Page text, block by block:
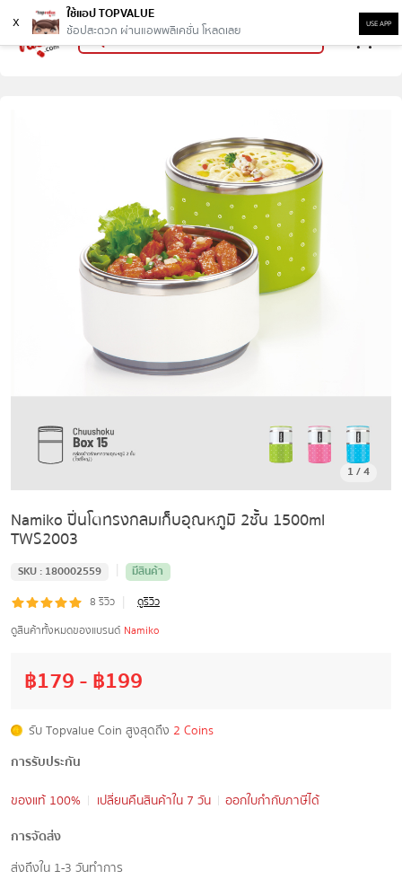
x
ใช้แอป TOPVALUE
ช้อปสะดวก ผ่านแอพพลิเคชั่น โหลดเลย
USE APP
1 /4
Namiko ปิ่นโตทรงกลมเก็บอุณหภูมิ 2ชั้น 1500ml
TWS2003
SKU : 180002559 |
มีสินค้า
8 รีวิว |
ดูรีวิว
ดูสินค้าทั้งหมดของแบรนด์ Namiko
฿179- ฿199
รับ Topvalue Coin สูงสุดถึง 2 Coins
การรับประกัน
ของแท้ 100%
เปลี่ยนคืนสินค้าใน 7 วัน
ออกใบกำกับภาษีได้
การจัดส่ง
ส่งถึงใน 1-3 วันทำการ